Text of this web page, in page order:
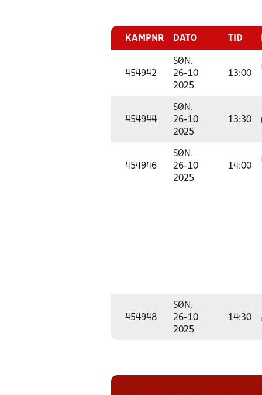
KAMPNR DATO TID
454942
SØN.
26-10
2025
13:00
454944
SØN.
26-10
2025
13:30
454946
SØN.
26-10
2025
14:00
454948
SØN.
26-10
2025
14:30